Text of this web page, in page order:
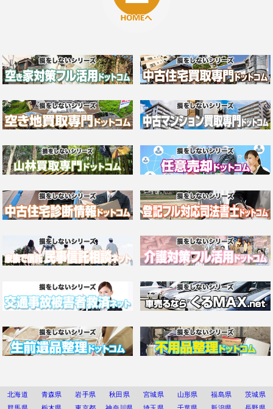
北海道 青森県 岩手県 秋田県 宮城県 山形県 福島県
茨城県